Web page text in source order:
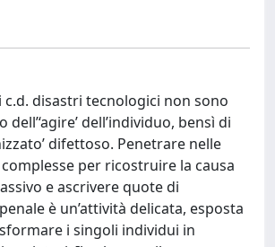
c.d. disastri tecnologici non sono
dell’individuo, bensì di
difettoso. Penetrare nelle
per ricostruire la causa
e ascrivere quote di
è un’attività delicata, esposta
i singoli individui in